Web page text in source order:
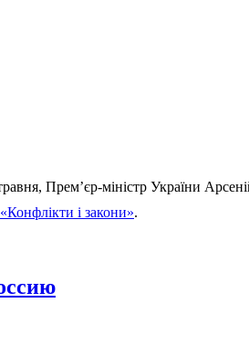
Прем’єр-міністр України
«Конфлікти і закони».